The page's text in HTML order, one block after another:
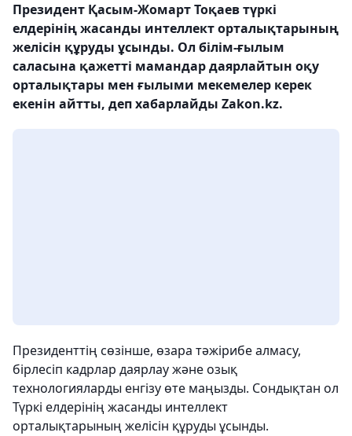
Президент Қасым-Жомарт Тоқаев түркі
елдерінің жасанды интеллект орталықтарының
желісін құруды ұсынды. Ол білім-ғылым
саласына қажетті мамандар даярлайтын оқу
орталықтары мен ғылыми мекемелер керек
екенін айтты, деп хабарлайды Zakon.kz.
Президенттің сөзінше, өзара тәжірибе алмасу,
бірлесіп кадрлар даярлау және озық
технологияларды енгізу өте маңызды. Сондықтан ол
Түркі елдерінің жасанды интеллект
орталықтарының желісін құруды ұсынды.